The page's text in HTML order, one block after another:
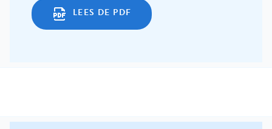
LEES DE PDF